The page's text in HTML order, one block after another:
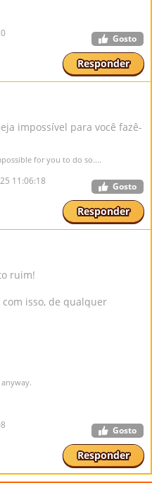
Gosto
Responder
impossível para você fazê-
for you to do so....
11:06:18 Gosto
Responder
ruim!
isso, de qualquer
Gosto
Responder